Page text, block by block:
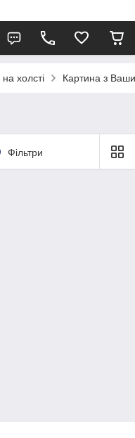
холсті Картина з
Фільтри